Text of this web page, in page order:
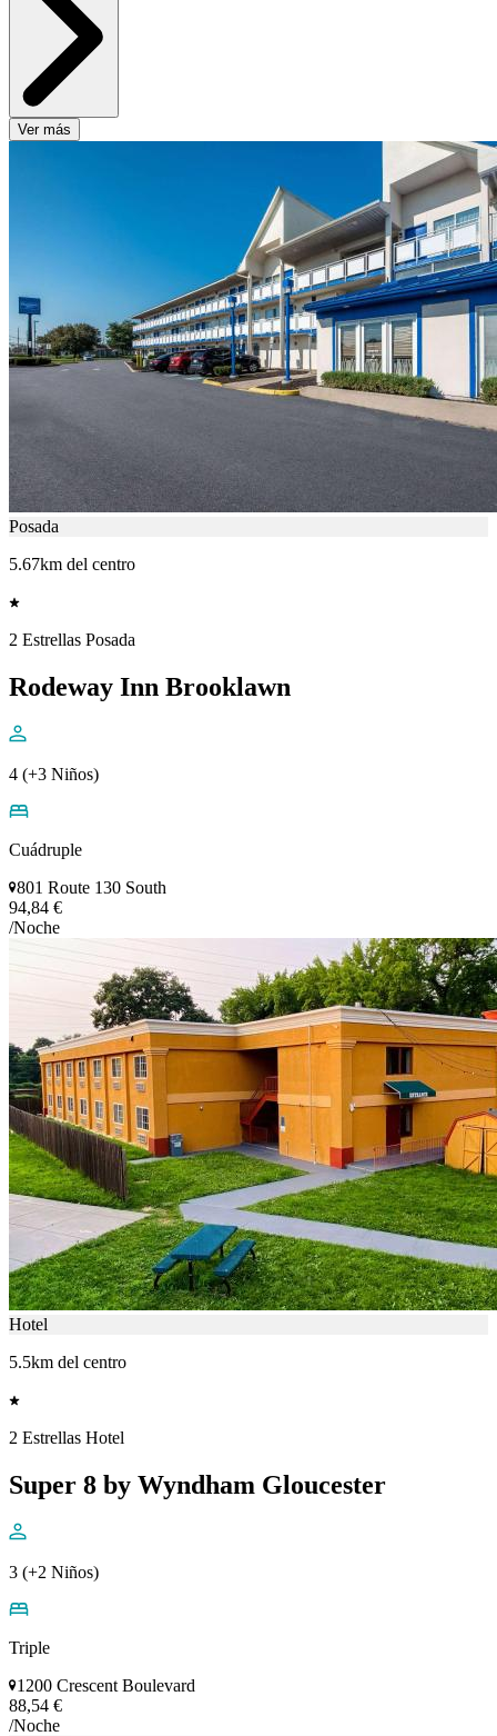
Ver más
Posada
5.67km del centro
2 Estrellas Posada
Rodeway Inn Brooklawn
4 (+3 Niños)
Cuádruple
801 Route 130 South
94,84 €
/Noche
Hotel
5.5km del centro
2 Estrellas Hotel
Super 8 by Wyndham Gloucester
3 (+2 Niños)
Triple
1200 Crescent Boulevard
88,54 €
/Noche